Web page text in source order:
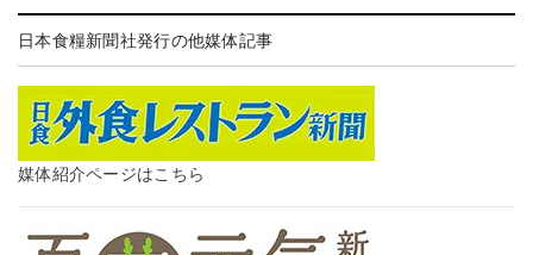
日本食糧新聞社発行の他媒体記事
媒体紹介ページはこちら